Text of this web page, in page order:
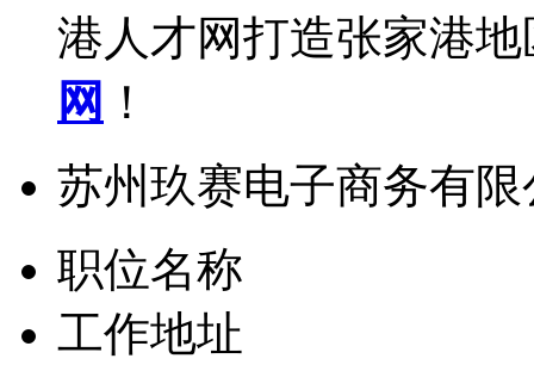
港人才网打造张家港
网 ！
苏州玖赛电子商务有
职位名称
工作地址